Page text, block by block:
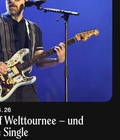
06.08.26
Welttournee – und